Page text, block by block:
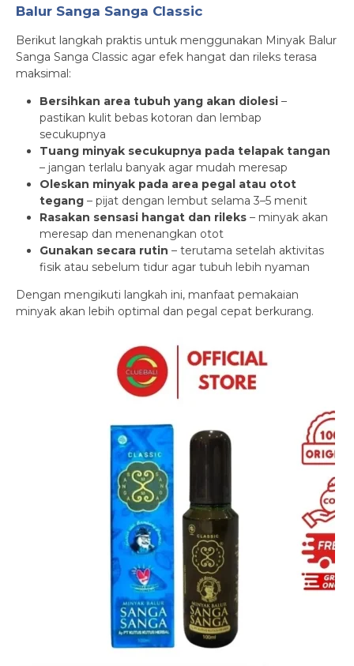
Balur Sanga Sanga Classic
Berikut langkah praktis untuk menggunakan Minyak Balur
Sanga Sanga Classic agar efek hangat dan rileks terasa
maksimal:
Bersihkan area tubuh yang akan diolesi –
pastikan kulit bebas kotoran dan lembap
secukupnya
Tuang minyak secukupnya pada telapak tangan
– jangan terlalu banyak agar mudah meresap
Oleskan minyak pada area pegal atau otot
tegang – pijat dengan lembut selama 3–5 menit
Rasakan sensasi hangat dan rileks – minyak akan
meresap dan menenangkan otot
Gunakan secara rutin – terutama setelah aktivitas
fisik atau sebelum tidur agar tubuh lebih nyaman
Dengan mengikuti langkah ini, manfaat pemakaian
minyak akan lebih optimal dan pegal cepat berkurang.